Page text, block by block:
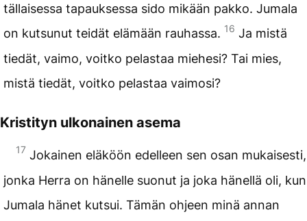
tällaisessa tapauksessa sido mikään pakko. Jumala
on kutsunut teidät elämään rauhassa. 16 Ja mistä
tiedät, vaimo, voitko pelastaa miehesi? Tai mies,
mistä tiedät, voitko pelastaa vaimosi?
Kristityn ulkonainen asema
17 Jokainen eläköön edelleen sen osan mukaisesti,
jonka Herra on hänelle suonut ja joka hänellä oli, kun
Jumala hänet kutsui. Tämän ohjeen minä annan